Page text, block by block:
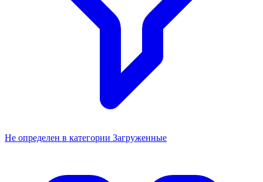
Не определен в категории Загруженные